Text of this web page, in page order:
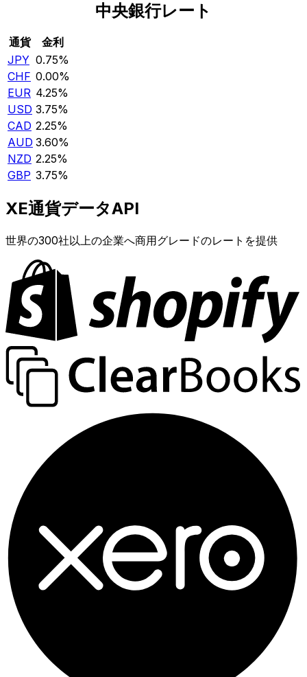
中央銀行レート
通貨
金利
JPY 0.75%
CHF 0.00%
EUR 4.25%
USD 3.75%
CAD 2.25%
AUD 3.60%
NZD 2.25%
GBP 3.75%
XE通貨データAPI
世界の300社以上の企業へ商用グレードのレートを提供